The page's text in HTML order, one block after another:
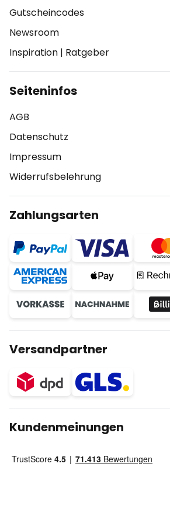
Gutscheincodes
Newsroom
Inspiration | Ratgeber
Seiteninfos
AGB
Datenschutz
Impressum
Widerrufsbelehrung
Zahlungsarten
Versandpartner
Kundenmeinungen